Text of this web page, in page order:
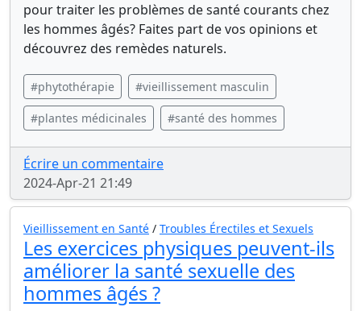
pour traiter les problèmes de santé courants chez
les hommes âgés? Faites part de vos opinions et
découvrez des remèdes naturels.
#phytothérapie #vieillissement masculin
#plantes médicinales #santé des hommes
Écrire un commentaire
2024-Apr-21 21:49
Vieillissement en Santé / Troubles Érectiles et Sexuels
Les exercices physiques peuvent-ils
améliorer la santé sexuelle des
hommes âgés ?